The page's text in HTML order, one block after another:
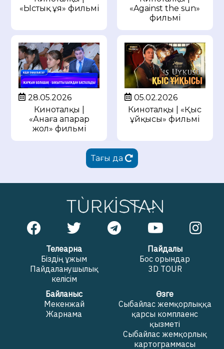
«Ыстық ұя» фильмі
«Against the sun»
фильмі
28.05.2026
Киноталқы |
«Анаға апарар
жол» фильмі
05.02.2026
Киноталқы | «Қыс
ұйқысы» фильмі
Тағы да
Телеарна
Біздің ұжым
Пайдаланушылық
келісім
Пайдалы
Бос орындар
3D TOUR
Байланыс
Мекенжай
Жарнама
Өзге
Сыбайлас жемқорлыққа
қарсы комплаенс
қызметі
Сыбайлас жемқорлық
картограммасы